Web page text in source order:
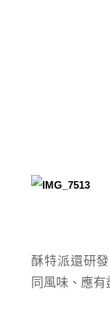
酥特派還研
同風味、應有